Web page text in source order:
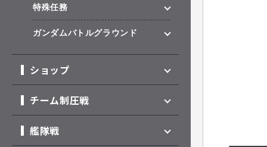
特殊任務
ガンダムバトルグラウンド
ショップ
チーム制圧戦
艦隊戦